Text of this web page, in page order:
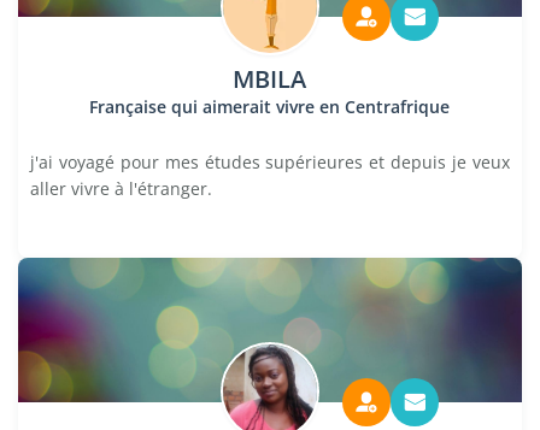
MBILA
Française qui aimerait vivre en Centrafrique
j'ai voyagé pour mes études supérieures et depuis je veux
aller vivre à l'étranger.